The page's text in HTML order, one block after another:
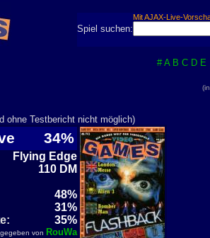
Mit AJAX-Live-
Spiel suchen:
# A B C D E
ohne Testbericht nicht möglich)
34%
Flying Edge
110 DM
48%
31%
35%
von RouWa